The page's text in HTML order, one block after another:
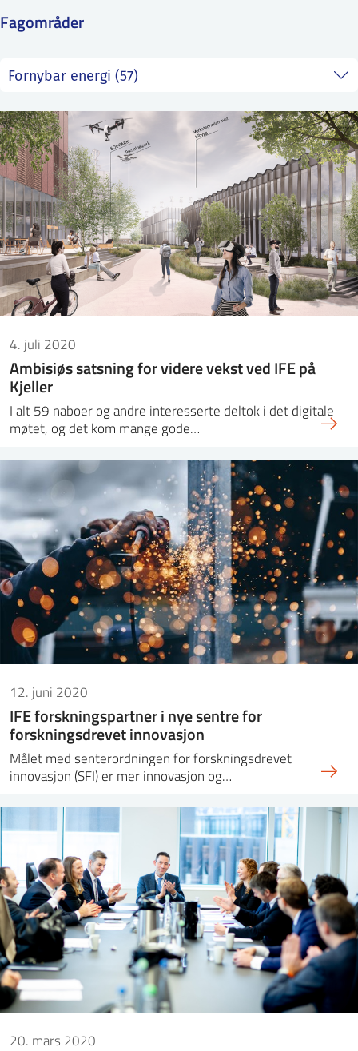
IFE
PRESSE ENGLISH
Fagområder
4. juli 2020
Ambisiøs satsning for videre vekst ved IFE på
Kjeller
I alt 59 naboer og andre interesserte deltok i det digitale
møtet, og det kom mange gode…
12. juni 2020
IFE forskningspartner i nye sentre for
forskningsdrevet innovasjon
Målet med senterordningen for forskningsdrevet
innovasjon (SFI) er mer innovasjon og…
20. mars 2020